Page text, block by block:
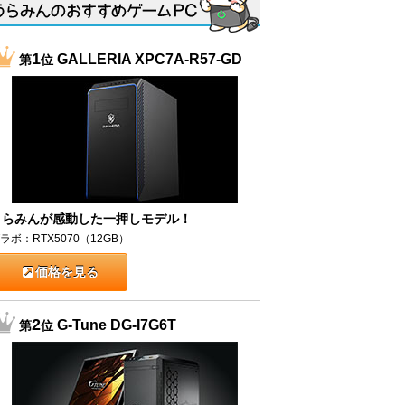
第1位GALLERIA XPC7A-R57-GD
みんが感動した一押しモデル！
ボ：RTX5070（12GB）
価格を見る
第2位G-Tune DG-I7G6T